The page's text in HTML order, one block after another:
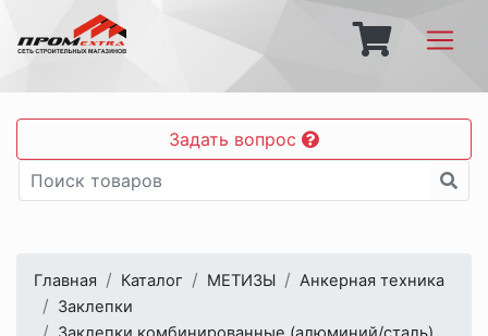
Задать вопрос
Главная Каталог МЕТИЗЫ
Анкерная техника
Заклепки